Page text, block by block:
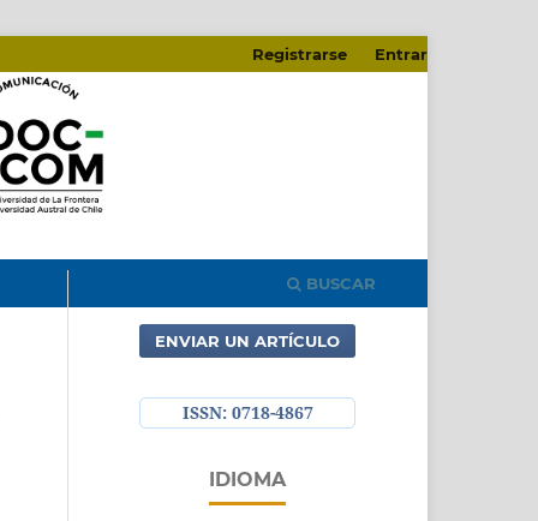
BUSCAR
Registrarse Entrar
ENVIAR UN ARTÍCULO
ISSN: 0718-4867
IDIOMA